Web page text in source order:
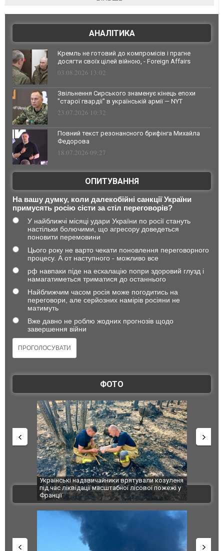
АНАЛІТИКА
Кремль не готовий до компромісів і прагне
досягти своїх цілей війною, - Foreign Affairs
03.08.2026 13:02
Звільнення Сирського знаменує кінець епохи
"старої гвардії" в українській армії — NYT
23.07.2026 10:32
Повний текст резонансного брифінга Михайла
Федорова
18.07.2026 09:27
ОПИТУВАННЯ
На вашу думку, коли далекобійні санкції України
примусять росію сісти за стіл переговорів?
У найближчі місяці удари України по росії стануть
настільки болючими, що агресору доведеться
поновити перемовини
Цього року не варто чекати поновлення переговорного
процесу. А от наступного - можливо все
рф навпаки піде на ескалацію попри здоровий глузд і
намагатиметься триматися до останнього
Найближчим часом росія може погодитись на
переговори, але серйозних намірів росіяни не
матимуть
Вже давно не роблю жодних прогнозів щодо
завершення війни
ФОТО
Українські надзвичайники врятували козуленя
під час ліквідації масштабної лісової пожежі у
Франції
СБУ за
Болгарії
ВІДЕО